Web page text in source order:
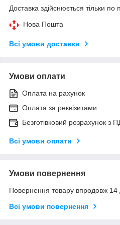
Доставка здійснюється тільки по
Нова Пошта
Всі умови доставки
Умови оплати
Оплата на рахунок
Оплата за реквізитами
Безготівковий розрахунок з
Всі умови оплати
Умови повернення
Повернення товару впродовж 14
Всі умови повернення